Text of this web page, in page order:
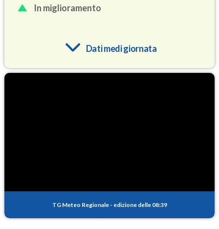
In miglioramento
Dati medi giornata
PM25
TG Meteo Regionale - edizione delle 08:39